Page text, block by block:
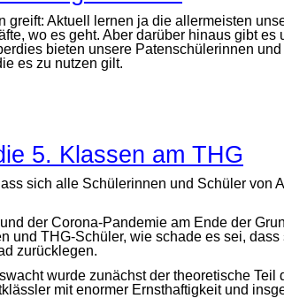
Aktuell lernen ja die allermeisten
wo es geht. Aber darüber hinaus gibt
bieten unsere Patenschülerinnen
es zu nutzen gilt.
5. Klassen am THG
sich alle Schülerinnen und Schüler von
der Corona-Pandemie am Ende der
THG-Schüler, wie schade es sei,
zurücklegen.
wurde zunächst der theoretische
mit enormer Ernsthaftigkeit und